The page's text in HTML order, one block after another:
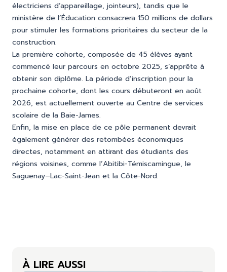
électriciens d’appareillage, jointeurs), tandis que le
ministère de l’Éducation consacrera 150 millions de dollars
pour stimuler les formations prioritaires du secteur de la
construction.
La première cohorte, composée de 45 élèves ayant
commencé leur parcours en octobre 2025, s’apprête à
obtenir son diplôme. La période d’inscription pour la
prochaine cohorte, dont les cours débuteront en août
2026, est actuellement ouverte au Centre de services
scolaire de la Baie-James.
Enfin, la mise en place de ce pôle permanent devrait
également générer des retombées économiques
directes, notamment en attirant des étudiants des
régions voisines, comme l’Abitibi-Témiscamingue, le
Saguenay–Lac-Saint-Jean et la Côte-Nord.
À LIRE AUSSI